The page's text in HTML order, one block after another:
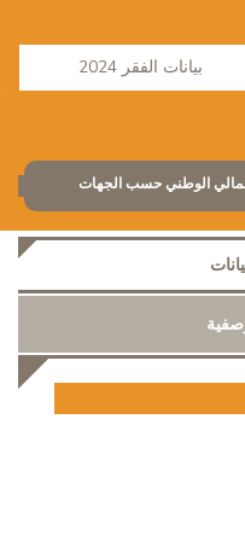
بيانات الفقر 2024
الوطني حسب الجهات